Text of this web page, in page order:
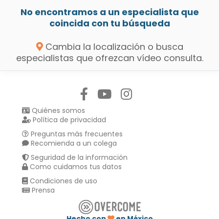
No encontramos a un especialista que
coincida con tu búsqueda
Cambia la localización o busca
especialistas que ofrezcan vídeo consulta.
Quiénes somos
Política de privacidad
Preguntas más frecuentes
Recomienda a un colega
Seguridad de la información
Como cuidamos tus datos
Condiciones de uso
Prensa